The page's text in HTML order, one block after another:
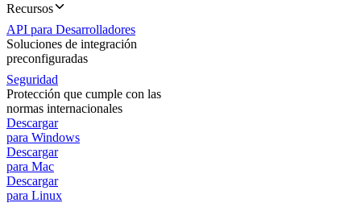
Recursos
API para Desarrolladores
Soluciones de integración
preconfiguradas
Seguridad
Protección que cumple con las
normas internacionales
Descargar
para Windows
Descargar
para Mac
Descargar
para Linux